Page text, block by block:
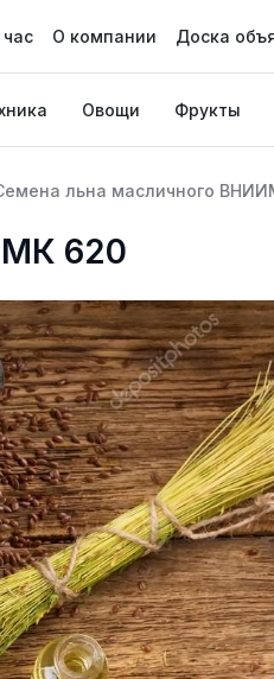
О компании Доска
Овощи Фрукты
льна масличного
620